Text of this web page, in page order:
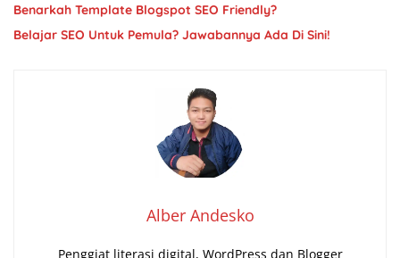
Benarkah Template Blogspot SEO Friendly?
Belajar SEO Untuk Pemula? Jawabannya Ada Di Sini!
Alber Andesko
Penggiat literasi digital, WordPress dan Blogger